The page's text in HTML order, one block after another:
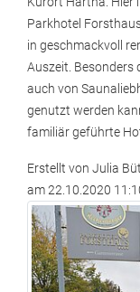
Parkhotel
in geschmackvoll
Auszeit. Besonders
auch von
genutzt werden
familiär geführte
Erstellt von Julia
am22.10.2020